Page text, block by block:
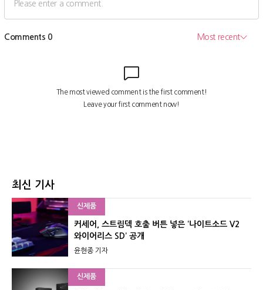
최신 기사
신제품
커세어, 스트림덱 호출 버튼 넣은 ‘나이트소드 V2
와이어리스 SD’ 공개
윤현종 기자
신제품